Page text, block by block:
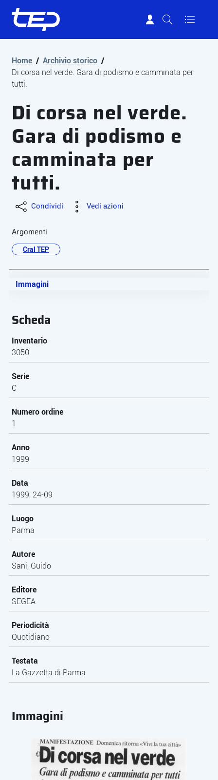
Tep - Trasporti pubblici Parma
Home / Archivio storico /
Di corsa nel verde. Gara di podismo e camminata per
tutti.
Di corsa nel verde.
Gara di podismo e
camminata per
tutti.
Condividi Vedi azioni
Argomenti
Cral TEP
Scheda
Inventario
3050
Serie
C
Numero ordine
1
Anno
1999
Data
1999, 24-09
Luogo
Parma
Autore
Sani, Guido
Editore
SEGEA
Periodicità
Quotidiano
Testata
La Gazzetta di Parma
Immagini
Immagini